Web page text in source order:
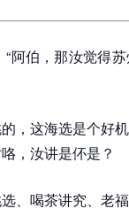
阿伯，那汝觉得
，这海选是个好
，汝讲是伓是？
、喝茶讲究、老